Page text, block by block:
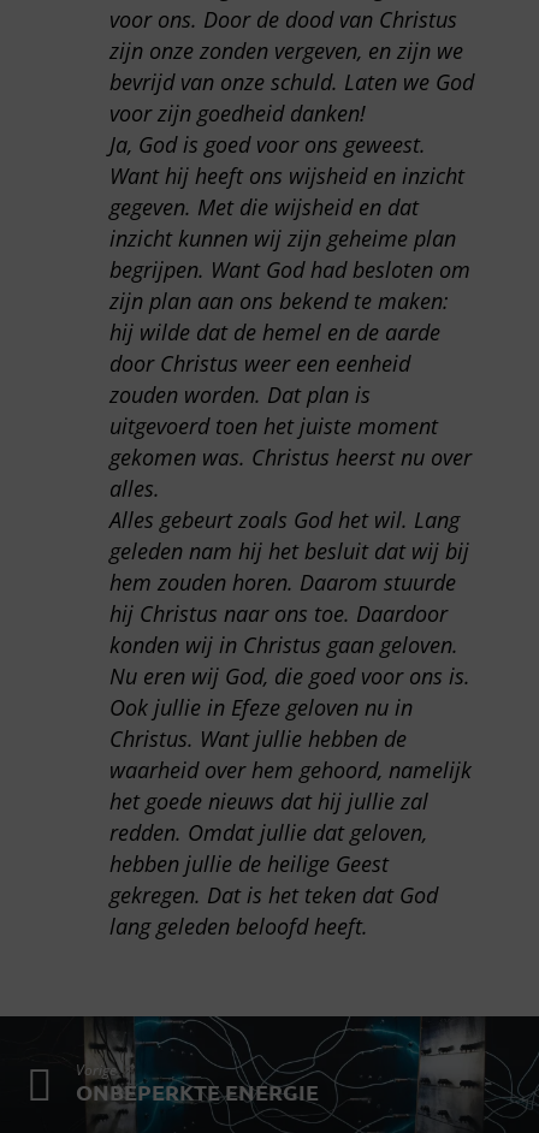
voor ons. Door de dood van Christus
zijn onze zonden vergeven, en zijn we
bevrijd van onze schuld. Laten we God
voor zijn goedheid danken!
Ja, God is goed voor ons geweest.
Want hij heeft ons wijsheid en inzicht
gegeven. Met die wijsheid en dat
inzicht kunnen wij zijn geheime plan
begrijpen. Want God had besloten om
zijn plan aan ons bekend te maken:
hij wilde dat de hemel en de aarde
door Christus weer een eenheid
zouden worden. Dat plan is
uitgevoerd toen het juiste moment
gekomen was. Christus heerst nu over
alles.
Alles gebeurt zoals God het wil. Lang
geleden nam hij het besluit dat wij bij
hem zouden horen. Daarom stuurde
hij Christus naar ons toe. Daardoor
konden wij in Christus gaan geloven.
Nu eren wij God, die goed voor ons is.
Ook jullie in Efeze geloven nu in
Christus. Want jullie hebben de
waarheid over hem gehoord, namelijk
het goede nieuws dat hij jullie zal
redden. Omdat jullie dat geloven,
hebben jullie de heilige Geest
gekregen. Dat is het teken dat God
lang geleden beloofd heeft.
Vorige
ONBEPERKTE ENERGIE